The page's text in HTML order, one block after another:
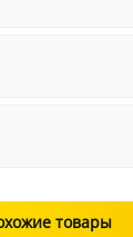
товары